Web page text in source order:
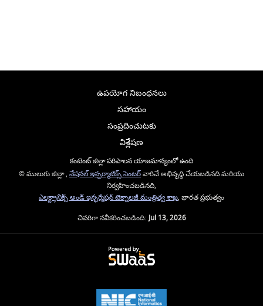
ఉపయోగ నిబంధనలు
సహాయం
సంప్రదించుటకు
విశ్లేషణ
కంటెంట్ జిల్లా పరిపాలన యాజమాన్యంలో ఉంది
© ములుగు జిల్లా , నేషనల్ ఇన్ఫర్మాటిక్స్ సెంటర్వారిచే అభివృద్ధి చేయబడినది మరియు
నిర్వహించబడినది,
ఎలక్ట్రానిక్స్ అండ్ ఇన్ఫర్మేషన్ టెక్నాలజీ మంత్రిత్వ శాఖ, భారత ప్రభుత్వం
చివరిగా నవీకరించబడింది:Jul 13, 2026